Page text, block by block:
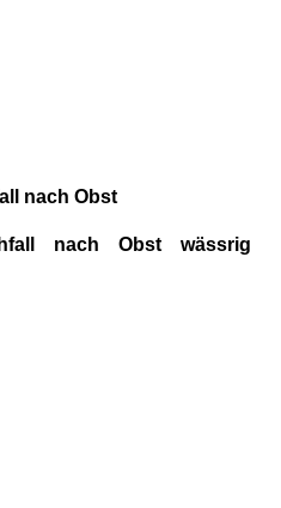
nach Obst
nach Obst wässrig